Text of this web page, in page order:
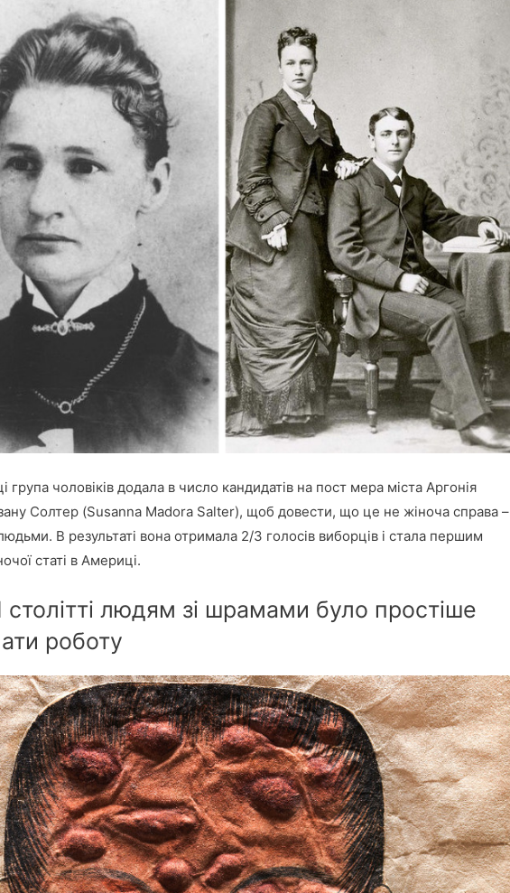
група чоловіків додала в число кандидатів на пост мера міста Аргонія
Солтер (Susanna Madora Salter), щоб довести, що це не жіноча справа –
В результаті вона отримала 2/3 голосів виборців і стала першим
статі в Америці.
столітті людям зі шрамами було простіше
роботу